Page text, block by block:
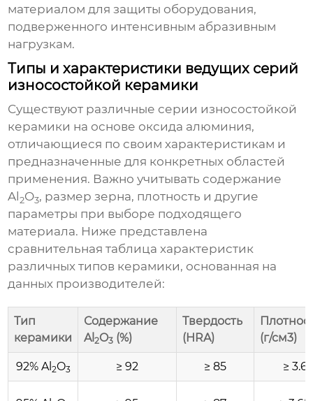
материалом для защиты оборудования,
подверженного интенсивным абразивным
нагрузкам.
Типы и характеристики ведущих серий
износостойкой керамики
Существуют различные серии износостойкой
керамики на основе оксида алюминия,
отличающиеся по своим характеристикам и
предназначенные для конкретных областей
применения. Важно учитывать содержание
Al2O3, размер зерна, плотность и другие
параметры при выборе подходящего
материала. Ниже представлена
сравнительная таблица характеристик
различных типов керамики, основанная на
данных производителей:
Тип
керамики
Содержание
Al2O3 (%)
Твердость
(HRA)
(г/см3)
92% Al 2O3 ≥ 92 ≥ 85 ≥ 3.6